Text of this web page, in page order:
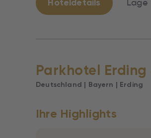
Hoteldetails Lage
Parkhotel Erding
Deutschland | Bayern | Erding
Ihre Highlights